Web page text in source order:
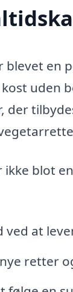
blevet
uden
der
ikke blot
ved at
retter